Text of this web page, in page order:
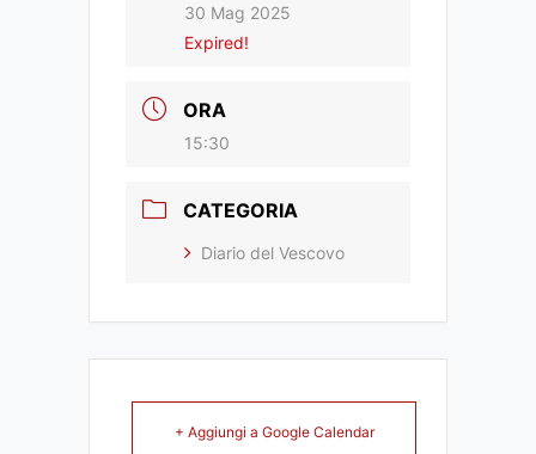
30 Mag 2025
Expired!
ORA
15:30
CATEGORIA
Diario del Vescovo
+ Aggiungi a Google Calendar